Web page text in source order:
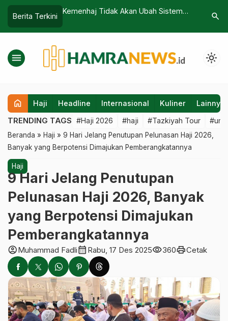
Berita Terkini
Apa?
Kemenhaj Tidak Akan Ubah Sistem
Diprotes
80,43
Berat
search
menu light_mode
home Haji Headline Internasional Kuliner Lainnya
TRENDING TAGS #Haji 2026 #haji #Tazkiyah Tour
Beranda » Haji » 9 Hari Jelang Penutupan Pelunasan Haji 2026,
Banyak yang Berpotensi Dimajukan Pemberangkatannya
Haji
9 Hari Jelang Penutupan
Pelunasan Haji 2026, Banyak
yang Berpotensi Dimajukan
Pemberangkatannya
account_circleMuhammad Fadlicalendar_month Rabu, 17 Des 2025visibility360printCetak